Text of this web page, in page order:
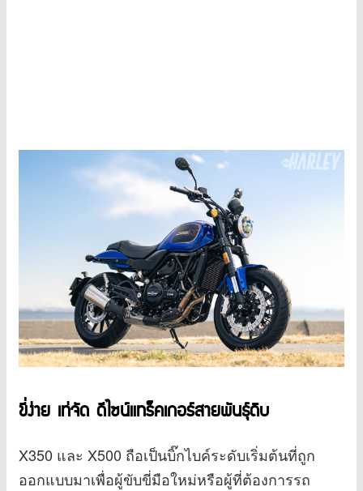
ขี่ง่าย เท่จัด ดีไซน์แทร็คเกอร์สายพันธุ์ดิบ
X350 และ X500 ถือเป็นบิ๊กไบค์ระดับเริ่มต้นที่ถูก
ออกแบบมาเพื่อผู้ขับขี่มือใหม่หรือผู้ที่ต้องการรถ